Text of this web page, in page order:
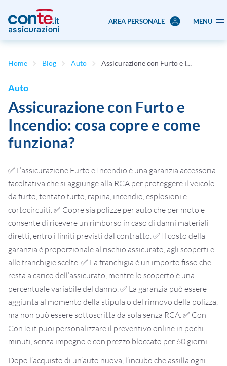
AREA PERSONALE MENU
Home Blog Auto Assicurazione con Furto e Incendio: cosa copre e come funziona?
Auto
Assicurazione con Furto e
Incendio: cosa copre e come
funziona?
✅ L’assicurazione Furto e Incendio è una garanzia accessoria
facoltativa che si aggiunge alla RCA per proteggere il veicolo
da furto, tentato furto, rapina, incendio, esplosioni e
cortocircuiti.✅ Copre sia polizze per auto che per moto e
consente di ricevere un rimborso in caso di danni materiali
diretti, entro i limiti previsti dal contratto.✅ Il costo della
garanzia è proporzionale al rischio assicurato, agli scoperti e
alle franchigie scelte.✅ La franchigia è un importo fisso che
resta a carico dell’assicurato, mentre lo scoperto è una
percentuale variabile del danno.✅ La garanzia può essere
aggiunta al momento della stipula o del rinnovo della polizza,
ma non può essere sottoscritta da sola senza RCA.✅ Con
ConTe.it puoi personalizzare il preventivo online in pochi
minuti, senza impegno e con prezzo bloccato per 60 giorni.
Dopo l’acquisto di un’auto nuova, l’incubo che assilla ogni